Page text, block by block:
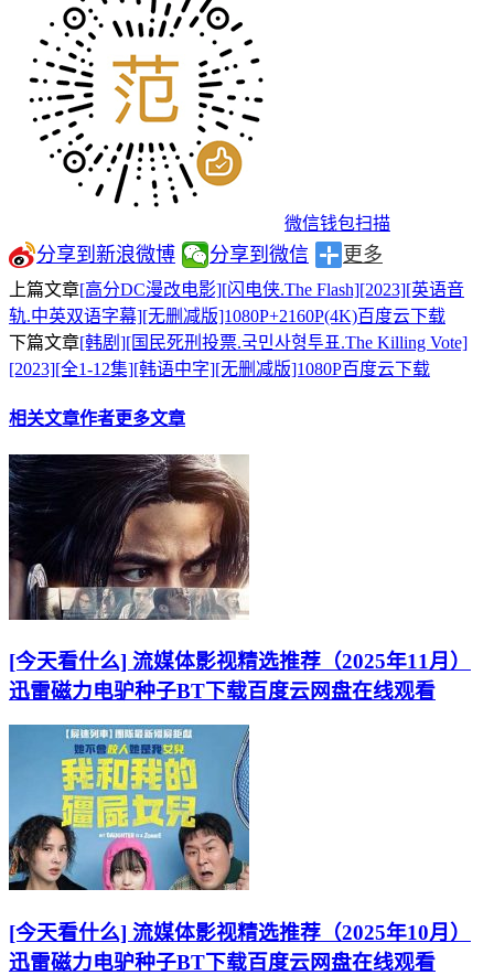
微信钱包扫描
分享到新浪微博 分享到微信 更多
上篇文章[高分DC漫改电影][闪电侠.The Flash][2023][英语音
轨.中英双语字幕][无删减版]1080P+2160P(4K)百度云下载
下篇文章[韩剧][国民死刑投票.국민사형투표.The Killing Vote]
[2023][全1-12集][韩语中字][无删减版]1080P百度云下载
相关文章作者更多文章
[今天看什么] 流媒体影视精选推荐（2025年11月）
迅雷磁力电驴种子BT下载百度云网盘在线观看
[今天看什么] 流媒体影视精选推荐（2025年10月）
迅雷磁力电驴种子BT下载百度云网盘在线观看